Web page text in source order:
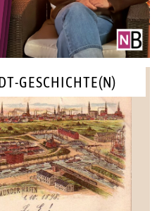
GESCHICHTE(N)